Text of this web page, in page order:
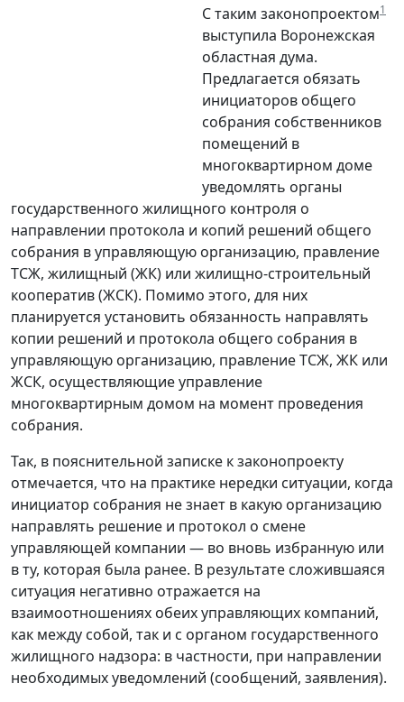
С таким законопроектом1
выступила Воронежская
областная дума.
Предлагается обязать
инициаторов общего
собрания собственников
помещений в
многоквартирном доме
уведомлять органы
государственного жилищного контроля о
направлении протокола и копий решений общего
собрания в управляющую организацию, правление
ТСЖ, жилищный (ЖК) или жилищно-строительный
кооператив (ЖСК). Помимо этого, для них
планируется установить обязанность направлять
копии решений и протокола общего собрания в
управляющую организацию, правление ТСЖ, ЖК или
ЖСК, осуществляющие управление
многоквартирным домом на момент проведения
собрания.
Так, в пояснительной записке к законопроекту
отмечается, что на практике нередки ситуации, когда
инициатор собрания не знает в какую организацию
направлять решение и протокол о смене
управляющей компании — во вновь избранную или
в ту, которая была ранее. В результате сложившаяся
ситуация негативно отражается на
взаимоотношениях обеих управляющих компаний,
как между собой, так и с органом государственного
жилищного надзора: в частности, при направлении
необходимых уведомлений (сообщений, заявления).